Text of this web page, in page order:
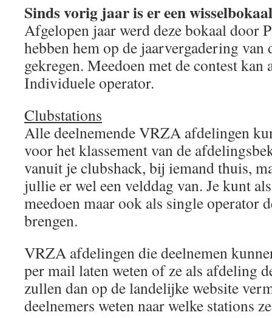
Sinds vorig jaar is er een
Afgelopen jaar werd deze bokaal door
hebben hem op de jaarvergadering
gekregen. Meedoen met de contest kan
Individuele operator.
Clubstations
Alle deelnemende VRZA afdelingen
voor het klassement van de
vanuit je clubshack, bij iemand thuis,
jullie er wel een velddag van. Je kunt
meedoen maar ook als single operator
brengen.
VRZA afdelingen die deelnemen
per mail laten weten of ze als afdeling
zullen dan op de landelijke website
deelnemers weten naar welke stations